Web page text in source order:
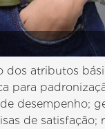
dos atributos
para
desempenho;
de